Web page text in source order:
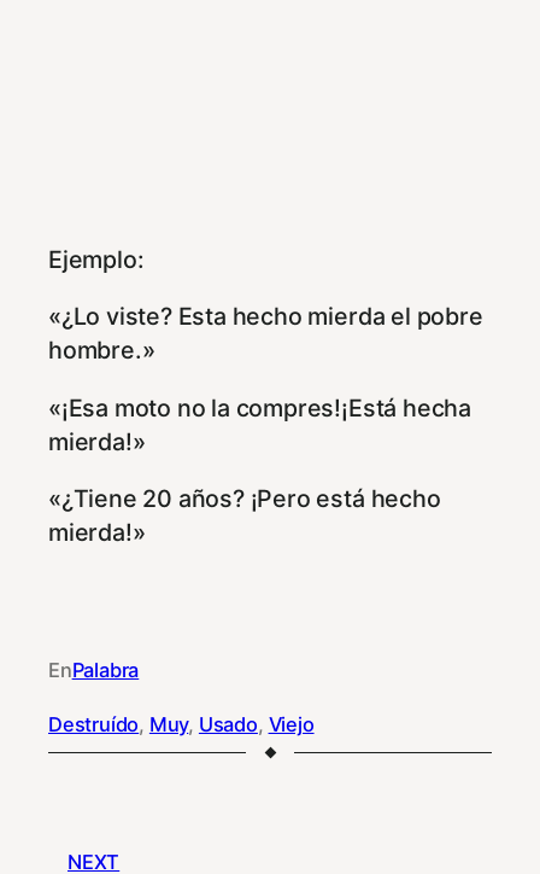
Ejemplo:
«¿Lo viste? Esta hecho mierda el pobre
hombre.»
«¡Esa moto no la compres!¡Está hecha
mierda!»
«¿Tiene 20 años? ¡Pero está hecho
mierda!»
EnPalabra
Destruído, Muy, Usado, Viejo
NEXT